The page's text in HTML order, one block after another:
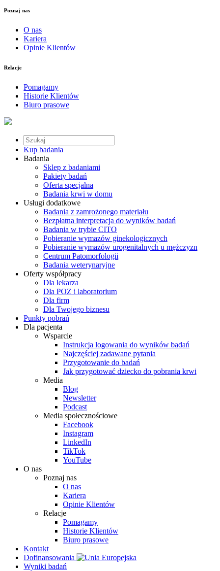
Poznaj nas
O nas
Kariera
Opinie Klientów
Relacje
Pomagamy
Historie Klientów
Biuro prasowe
Kup badania
Badania
Sklep z badaniami
Pakiety badań
Oferta specjalna
Badania krwi w domu
Usługi dodatkowe
Badania z zamrożonego materiału
Bezpłatna interpretacja do wyników badań
Badania w trybie CITO
Pobieranie wymazów ginekologicznych
Pobieranie wymazów urogenitalnych u mężczyzn
Centrum Patomorfologii
Badania weterynaryjne
Oferty współpracy
Dla lekarza
Dla POZ i laboratorium
Dla firm
Dla Twojego biznesu
Punkty pobrań
Dla pacjenta
Wsparcie
Instrukcja logowania do wyników badań
Najczęściej zadawane pytania
Przygotowanie do badań
Jak przygotować dziecko do pobrania krwi
Media
Blog
Newsletter
Podcast
Media społecznościowe
Facebook
Instagram
LinkedIn
TikTok
YouTube
O nas
Poznaj nas
O nas
Kariera
Opinie Klientów
Relacje
Pomagamy
Historie Klientów
Biuro prasowe
Kontakt
Dofinansowania
Wyniki badań